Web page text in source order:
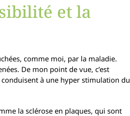
et la
comme moi, par la maladie.
De mon point de vue, c’est
conduisent à une hyper stimulation du
la sclérose en plaques, qui sont